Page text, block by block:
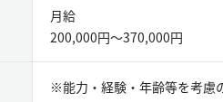
月給
200,000円〜370,000円
※能力・経験・年齢等を考慮